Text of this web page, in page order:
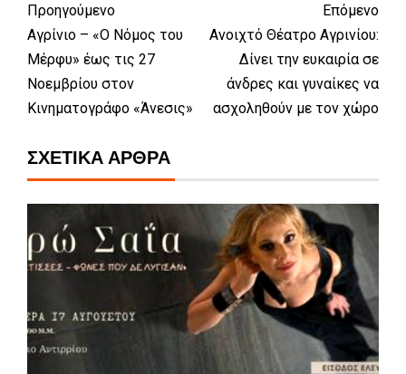
Προηγούμενο
Αγρίνιο – «Ο Νόμος του
Μέρφυ» έως τις 27
Νοεμβρίου στον
Κινηματογράφο «Άνεσις»
Επόμενο
Ανοιχτό Θέατρο Αγρινίου:
Δίνει την ευκαιρία σε
άνδρες και γυναίκες να
ασχοληθούν με τον χώρο
ΣΧΕΤΙΚΆ ΆΡΘΡΑ